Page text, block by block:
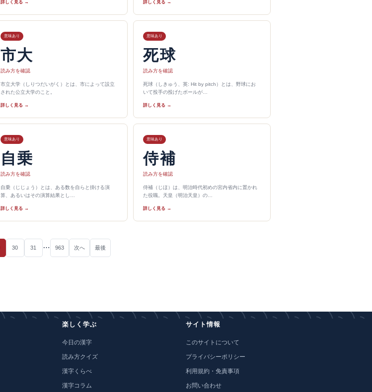
詳しく見る → 詳しく見る →
意味あり
市大
読み方を確認
市立大学（しりつだいがく）とは、市によって設立
された公立大学のこと。
詳しく見る →
意味あり
死球
読み方を確認
死球（しきゅう、英: Hit by pitch）とは、野球にお
いて投手の投げたボールが…
詳しく見る →
意味あり
自乗
読み方を確認
自乗（じじょう）とは、ある数を自らと掛ける演
算、あるいはその演算結果とし…
詳しく見る →
意味あり
侍補
読み方を確認
侍補（じほ）は、明治時代初めの宮内省内に置かれ
た役職。天皇（明治天皇）の…
詳しく見る →
30 31 … 963 次へ 最後
楽しく学ぶ
今日の漢字
読み方クイズ
漢字くらべ
漢字コラム
サイト情報
このサイトについて
プライバシーポリシー
利用規約・免責事項
お問い合わせ